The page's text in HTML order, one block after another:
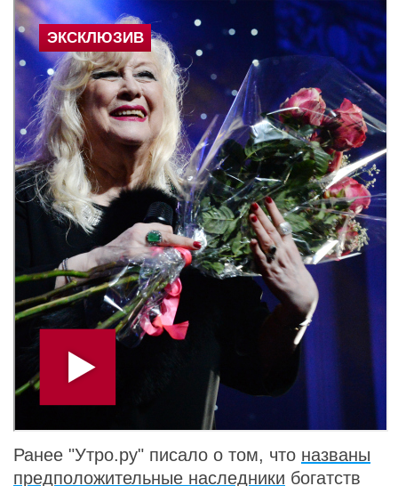
Ранее "Утро.ру" писало о том, что названы
предположительные наследники богатств